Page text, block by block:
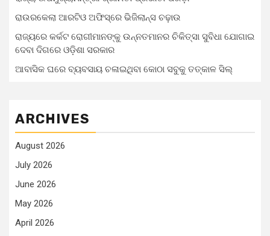
ରାଉରକେଲା ଆରଟିଓ ଅଫିସ୍‌ରେ ଭିଜିଲାନ୍ସ ଚଢ଼ାଉ
ରାଜ୍ୟରେ କର୍କଟ ରୋଗୀମାନଙ୍କୁ ଉନ୍ନତମାନର ଚିକିତ୍ସା ସୁବିଧା ଯୋଗାଇ
ଦେବା ଦିଗରେ ଓଡ଼ିଶା ସରକାର
ଆବାସିକ ଘରେ ବ୍ୟବସାୟ ଚଳାଇଥିବା କୋଠା ସବୁକୁ ତତ୍କାଳ ସିଲ୍‌
ARCHIVES
August 2026
July 2026
June 2026
May 2026
April 2026